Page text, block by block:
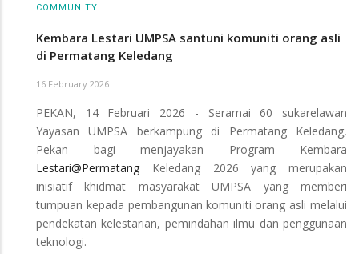
COMMUNITY
Kembara Lestari UMPSA santuni komuniti orang asli
di Permatang Keledang
16 February 2026
PEKAN, 14 Februari 2026 - Seramai 60 sukarelawan
Yayasan UMPSA berkampung di Permatang Keledang,
Pekan bagi menjayakan Program Kembara
Lestari@Permatang Keledang 2026 yang merupakan
inisiatif khidmat masyarakat UMPSA yang memberi
tumpuan kepada pembangunan komuniti orang asli melalui
pendekatan kelestarian, pemindahan ilmu dan penggunaan
teknologi.